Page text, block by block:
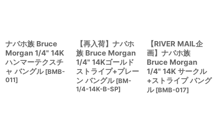
ナバホ族 Bruce
Morgan 1/4" 14K
ハンマーテクスチ
ャ バングル [BMB-
011]
【再入荷】ナバホ
族 Bruce Morgan
1/4" 14Kゴールド
ストライプ+プレー
ン バングル [BM-
1/4-14K-B-SP]
【RIVER MAIL企
画】ナバホ族
Bruce Morgan
1/4" 14K サークル
+ストライプ バング
ル [BMB-017]